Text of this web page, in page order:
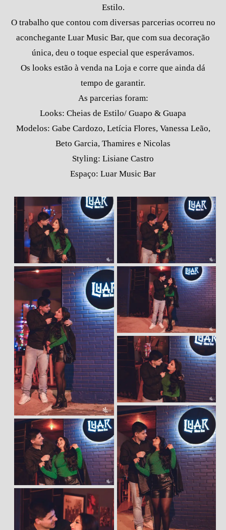
Estilo.
O trabalho que contou com diversas parcerias ocorreu no
aconchegante Luar Music Bar, que com sua decoração
única, deu o toque especial que esperávamos.
Os looks estão à venda na Loja e corre que ainda dá
tempo de garantir.
As parcerias foram:
Looks: Cheias de Estilo/ Guapo & Guapa
Modelos: Gabe Cardozo, Letícia Flores, Vanessa Leão,
Beto Garcia, Thamires e Nicolas
Styling: Lisiane Castro
Espaço: Luar Music Bar